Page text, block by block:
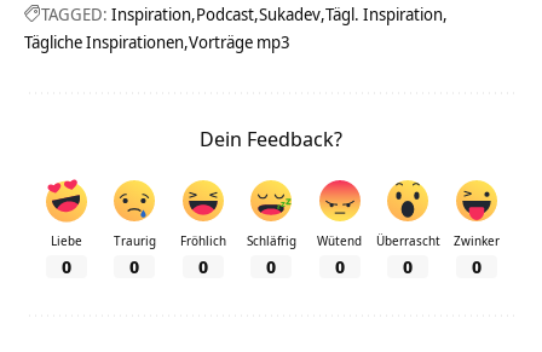
TAGGED: Inspiration Podcast Sukadev Tägl. Inspiration
Tägliche Inspirationen Vorträge mp3
Dein Feedback?
Liebe
0
Traurig
0
Fröhlich
0
Schläfrig
0
Wütend
0
Überrascht
0
Zwinker
0